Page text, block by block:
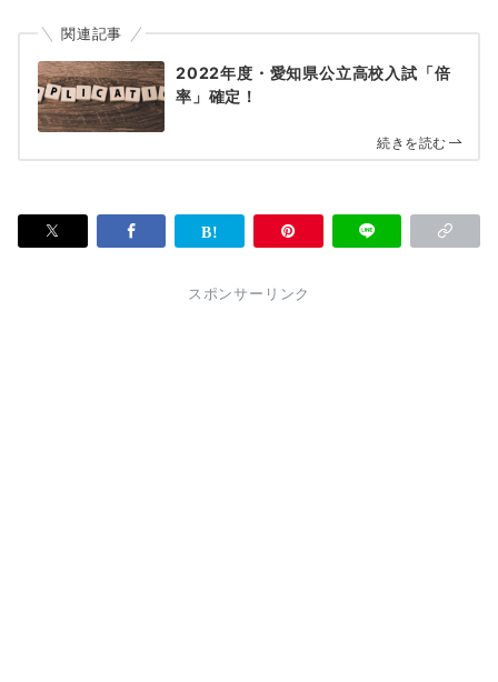
関連記事
2022年度・愛知県公立高校入試「倍
率」確定！
続きを読む
スポンサーリンク